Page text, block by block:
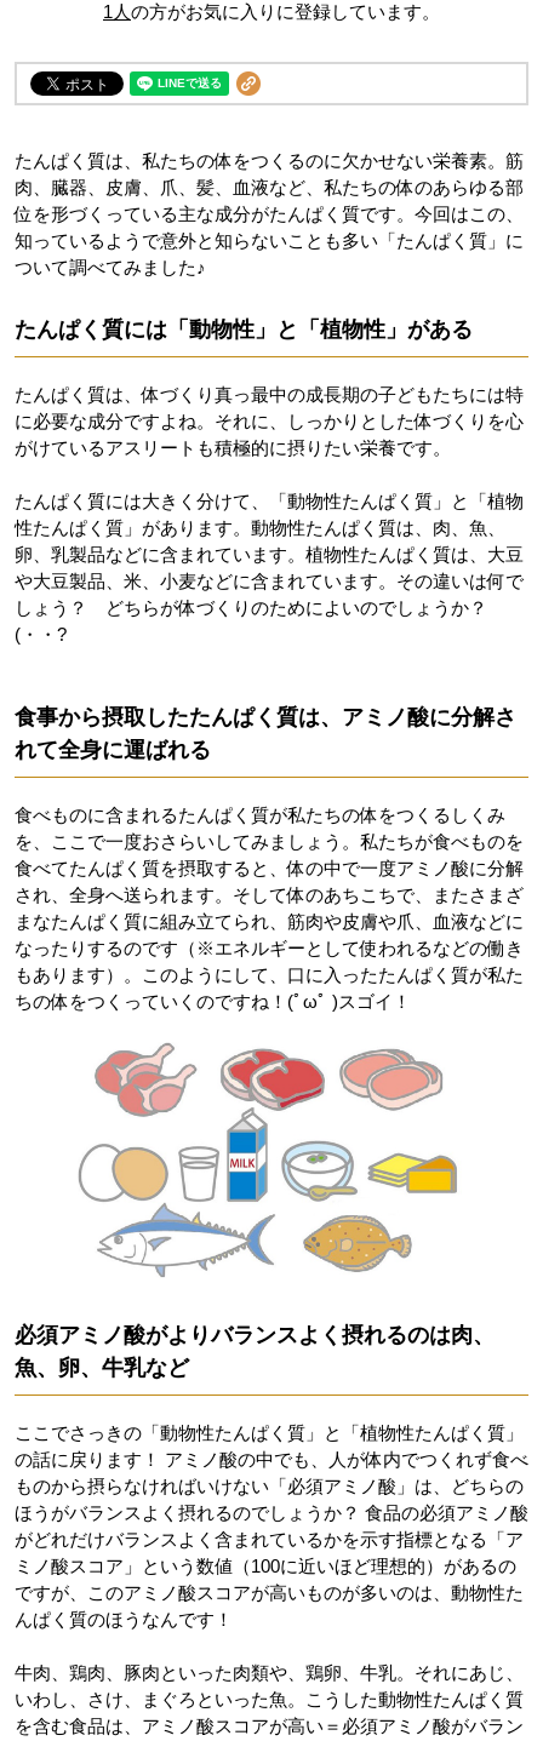
1人の方がお気に入りに登録しています。
たんぱく質は、私たちの体をつくるのに欠かせない栄養素。筋
肉、臓器、皮膚、爪、髪、血液など、私たちの体のあらゆる部
位を形づくっている主な成分がたんぱく質です。今回はこの、
知っているようで意外と知らないことも多い「たんぱく質」に
ついて調べてみました♪
たんぱく質には「動物性」と「植物性」がある
たんぱく質は、体づくり真っ最中の成長期の子どもたちには特
に必要な成分ですよね。それに、しっかりとした体づくりを心
がけているアスリートも積極的に摂りたい栄養です。
たんぱく質には大きく分けて、「動物性たんぱく質」と「植物
性たんぱく質」があります。動物性たんぱく質は、肉、魚、
卵、乳製品などに含まれています。植物性たんぱく質は、大豆
や大豆製品、米、小麦などに含まれています。その違いは何で
しょう？ どちらが体づくりのためによいのでしょうか？
(・・?
食事から摂取したたんぱく質は、アミノ酸に分解さ
れて全身に運ばれる
食べものに含まれるたんぱく質が私たちの体をつくるしくみ
を、ここで一度おさらいしてみましょう。私たちが食べものを
食べてたんぱく質を摂取すると、体の中で一度アミノ酸に分解
され、全身へ送られます。そして体のあちこちで、またさまざ
まなたんぱく質に組み立てられ、筋肉や皮膚や爪、血液などに
なったりするのです（※エネルギーとして使われるなどの働き
もあります）。このようにして、口に入ったたんぱく質が私た
ちの体をつくっていくのですね！(ﾟωﾟ )スゴイ！
必須アミノ酸がよりバランスよく摂れるのは肉、
魚、卵、牛乳など
ここでさっきの「動物性たんぱく質」と「植物性たんぱく質」
の話に戻ります！ アミノ酸の中でも、人が体内でつくれず食べ
ものから摂らなければいけない「必須アミノ酸」は、どちらの
ほうがバランスよく摂れるのでしょうか？ 食品の必須アミノ酸
がどれだけバランスよく含まれているかを示す指標となる「ア
ミノ酸スコア」という数値（100に近いほど理想的）があるの
ですが、このアミノ酸スコアが高いものが多いのは、動物性た
んぱく質のほうなんです！
牛肉、鶏肉、豚肉といった肉類や、鶏卵、牛乳。それにあじ、
いわし、さけ、まぐろといった魚。こうした動物性たんぱく質
を含む食品は、アミノ酸スコアが高い＝必須アミノ酸がバラン